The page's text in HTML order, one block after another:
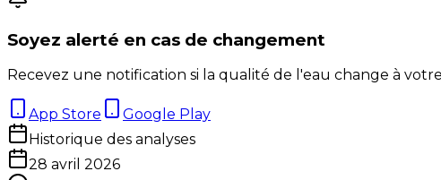
Soyez alerté en cas de changement
Recevez une notification si la qualité de l'eau change à
App Store
Google Play
Historique des analyses
28 avril 2026